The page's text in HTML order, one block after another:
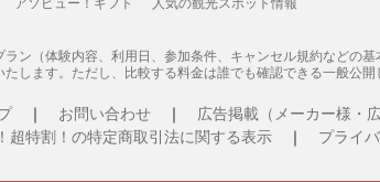
ン（体験内容、利用日、参加条件、キャンセル規約などの
します。ただし、比較する料金は誰でも確認できる一般公開
お問い合わせ 広告掲載（メーカー様・
超特割！の特定商取引法に関する表示
プライ